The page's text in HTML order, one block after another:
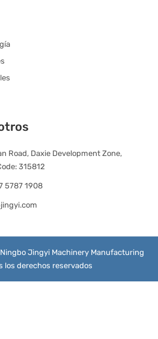
Road, Daxie Development Zone,
315812
5787 1908
Jingyi Machinery Manufacturing
los derechos reservados